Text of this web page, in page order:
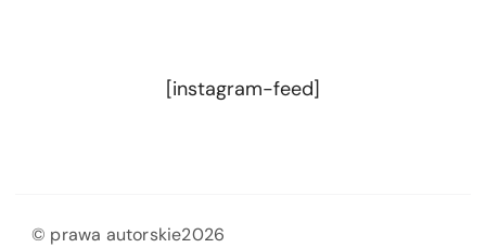
[instagram-feed]
© prawa autorskie2026